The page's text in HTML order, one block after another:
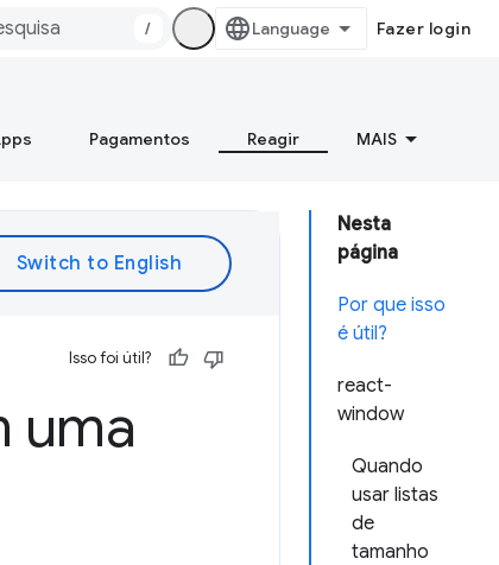
/ Fazer login
Pagamentos Reagir MAIS
Nesta
página
Por que isso
é útil?
react-
window
Quando
usar listas
de
tamanho
Isso foi útil?
uma